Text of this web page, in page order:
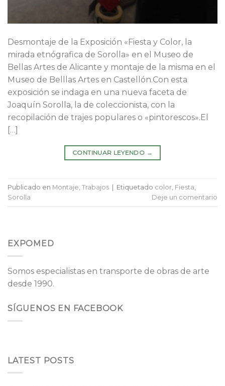
Desmontaje de la Exposición «Fiesta y Color, la
mirada etnógrafica de Sorolla» en el Museo de
Bellas Artes de Alicante y montaje de la misma en el
Museo de Belllas Artes en Castellón.Con esta
exposición se indaga en una nueva faceta de
Joaquín Sorolla, la de coleccionista, con la
recopilación de trajes populares o «pintorescos».El
[…]
CONTINUAR LEYENDO →
Publicado en Montaje Trabajos Etiquetado color Fiesta
Sorolla
Deje un comentario
EXPOMED
Somos especialistas en transporte de obras de arte
desde 1990.
SÍGUENOS EN FACEBOOK
LATEST POSTS